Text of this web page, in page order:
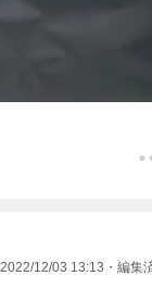
2022/12/03 13:13・編集